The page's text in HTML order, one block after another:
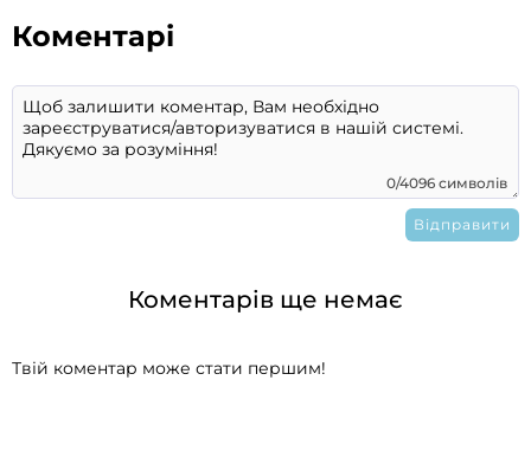
Коментарі
0/4096 символів
Коментарів ще немає
Твій коментар може стати першим!